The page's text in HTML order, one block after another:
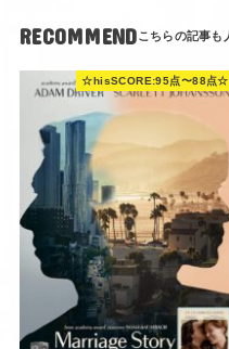
RECOMMEND
☆hisSCORE:95点〜88点☆